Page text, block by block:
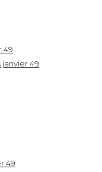
49
janvier 49
49